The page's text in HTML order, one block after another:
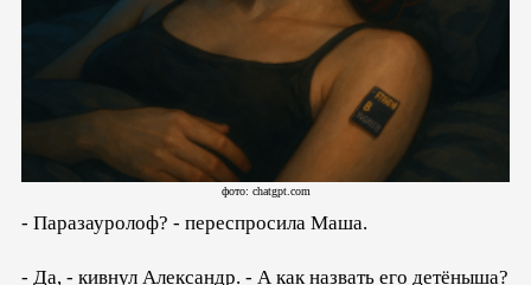
фото: chatgpt.com
- Паразауролоф? - переспросила Маша.
- Да, - кивнул Александр. - А как назвать его детёныша?